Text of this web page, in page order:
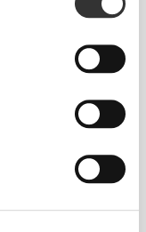
- Isotonic